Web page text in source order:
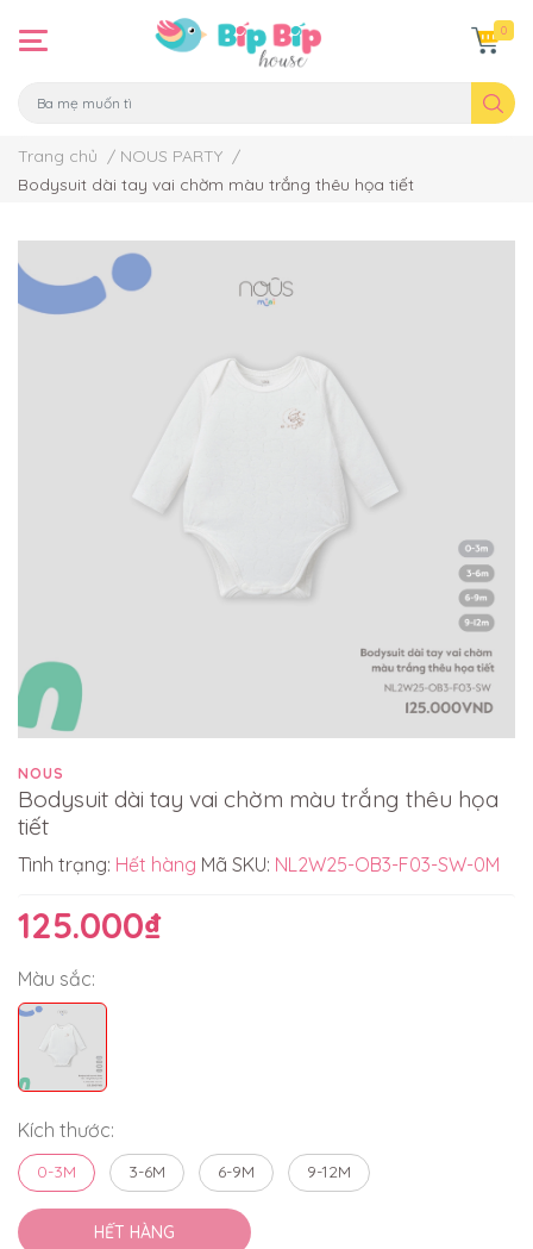
0
Trang chủ / NOUS PARTY /
Bodysuit dài tay vai chờm màu trắng thêu họa tiết
NOUS
Bodysuit dài tay vai chờm màu trắng thêu họa
tiết
Tình trạng: Hết hàng Mã SKU: NL2W25-OB3-F03-SW-0M
125.000₫
Màu sắc:
Kích thước:
0-3M 3-6M 6-9M 9-12M
HẾT HÀNG